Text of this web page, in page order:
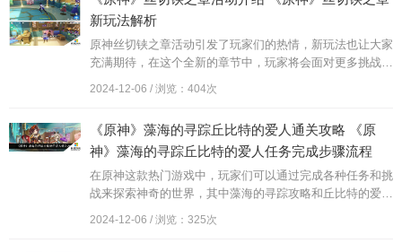
么效果，感兴趣的朋友一起来看看吧。
新玩法解析
原神丝切铗之章活动引发了玩家们的热情，新玩法也让大家
充满期待，在这个全新的章节中，玩家将会面对更多挑战和
谜题，探索更多未知的秘密。同时丝切铗之章也为玩家们带
来了更多的任务和奖励，让游戏的乐趣和刺激度得到了更好
己探索未知享受游戏带来的乐趣吧！
2024-12-06 / 浏览：404次
《原神》藻海的寻踪丘比特的爱人通关攻略 《原
神》藻海的寻踪丘比特的爱人任务完成步骤流程
在原神这款热门游戏中，玩家们可以通过完成各种任务和挑
战来探索神奇的世界，其中藻海的寻踪攻略和丘比特的爱人
任务成为玩家们热议的话题之一。在这些任务中，玩家需要
通过一系列线索和挑战来解锁隐藏的秘密和宝藏。让我们一
2024-12-06 / 浏览：325次